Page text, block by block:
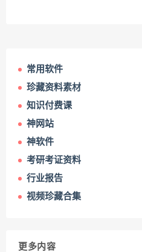
常用软件
珍藏资料素材
知识付费课
神网站
神软件
考研考证资料
行业报告
视频珍藏合集
更多内容